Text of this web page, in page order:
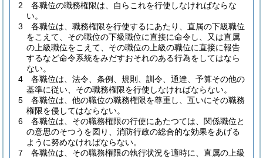
2
各職位の職務権限は、自らこれを行使しなければならな
い。
3
各職位は、職務権限を行使するにあたり、直属の下級職位
をこえて、その職位の下級職位に直接に命令し、又は直属
の上級職位をこえて、その職位の上級の職位に直接に報告
するなど命令系統をみだすおそれのある行為をしてはなら
ない。
4
各職位は、法令、条例、規則、訓令、通達、予算その他の
基準に従い、その職務権限を行使しなければならない。
5
各職位は、他の職位の職務権限を尊重し、互いにその職務
権限を侵してはならない。
6
各職位は、その職務権限の行使にあたつては、関係職位と
の意思のそつうを図り、消防行政の総合的な効果をあげる
ように努めなければならない。
7
各職位は、その職務権限の執行状況を適時に、直属の上級